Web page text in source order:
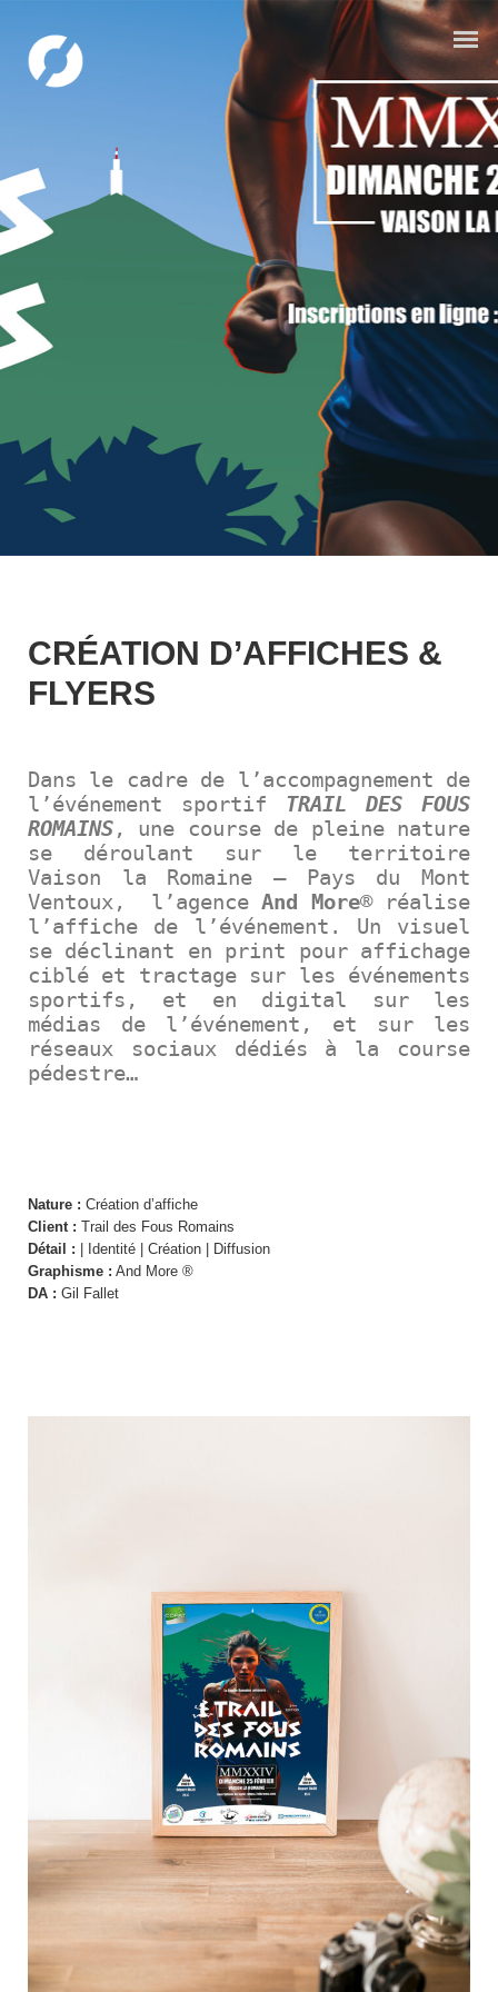
CRÉATION D’AFFICHES &
FLYERS
Dans le cadre de l’accompagnement de
l’événement sportif TRAIL DES FOUS
ROMAINS, une course de pleine nature
se déroulant sur le territoire
Vaison la Romaine – Pays du Mont
Ventoux, l’agenceAnd More® réalise
l’affiche de l’événement. Un visuel
se déclinant en print pouraffichage
ciblé et tractage sur les événements
sportifs, et en digital sur les
médias de l’événement, et sur les
réseaux sociaux dédiés à la course
pédestre…
Nature : Création d’affiche
Client : Trail des Fous Romains
Détail : | Identité | Création | Diffusion
Graphisme : And More ®
DA : Gil Fallet